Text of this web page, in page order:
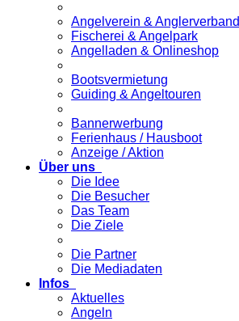
Angelverein & Anglerverband
Fischerei & Angelpark
Angelladen & Onlineshop
Bootsvermietung
Guiding & Angeltouren
Bannerwerbung
Ferienhaus / Hausboot
Anzeige / Aktion
Über uns
Die Idee
Die Besucher
Das Team
Die Ziele
Die Partner
Die Mediadaten
Infos
Aktuelles
Angeln